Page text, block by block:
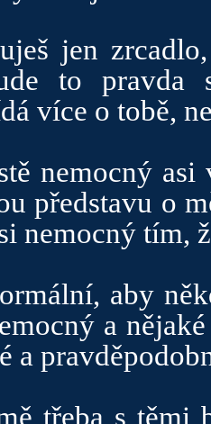
jen
to pravda
více o tobě,
nemocný
představu o
nemocný tím,
aby
a
a
třeba s těmi